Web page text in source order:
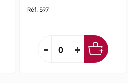
Réf. 597